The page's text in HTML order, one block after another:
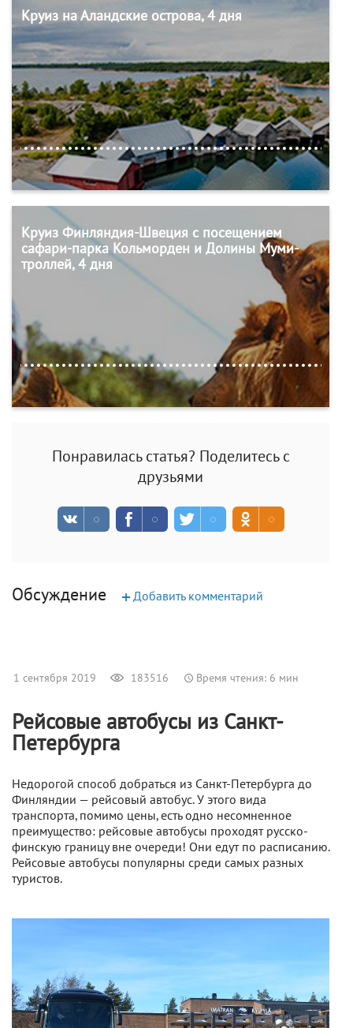
Круиз на Аландские острова, 4 дня
Круиз Финляндия-Швеция с посещением
сафари-парка Кольморден и Долины Муми-
троллей, 4 дня
Понравилась статья? Поделитесь с
друзьями
Обсуждение +Добавить комментарий
1 сентября 2019 183516 Время чтения: 6 мин
Рейсовые автобусы из Санкт-
Петербурга
Недорогой способ добраться из Санкт-Петербурга до
Финляндии — рейсовый автобус. У этого вида
транспорта, помимо цены, есть одно несомненное
преимущество: рейсовые автобусы проходят русско-
финскую границу вне очереди! Они едут по расписанию.
Рейсовые автобусы популярны среди самых разных
туристов.